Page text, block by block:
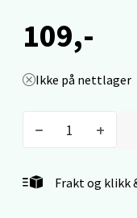
109,-
Ikke på nettlager
Frakt og klikk
Bergen -
Laguneveien 1,
Åpent i dag 10-21